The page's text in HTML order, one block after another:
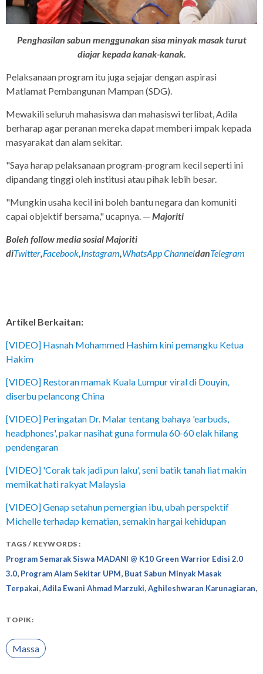
Penghasilan sabun menggunakan sisa minyak masak turut
diajar kepada kanak-kanak.
Pelaksanaan program itu juga sejajar dengan aspirasi
Matlamat Pembangunan Mampan (SDG).
Mewakili seluruh mahasiswa dan mahasiswi terlibat, Adila
berharap agar peranan mereka dapat memberi impak kepada
masyarakat dan alam sekitar.
"Saya harap pelaksanaan program-program kecil seperti ini
dipandang tinggi oleh institusi atau pihak lebih besar.
"Mungkin usaha kecil ini boleh bantu negara dan komuniti
capai objektif bersama," ucapnya. — Majoriti
Boleh follow media sosial Majoriti
diTwitter,Facebook,Instagram,WhatsApp ChanneldanTelegram
Artikel Berkaitan:
[VIDEO] Hasnah Mohammed Hashim kini pemangku Ketua
Hakim
[VIDEO] Restoran mamak Kuala Lumpur viral di Douyin,
diserbu pelancong China
[VIDEO] Peringatan Dr. Malar tentang bahaya 'earbuds,
headphones', pakar nasihat guna formula 60-60 elak hilang
pendengaran
[VIDEO] 'Corak tak jadi pun laku', seni batik tanah liat makin
memikat hati rakyat Malaysia
[VIDEO] Genap setahun pemergian ibu, ubah perspektif
Michelle terhadap kematian, semakin hargai kehidupan
TAGS / KEYWORDS :
Program Semarak Siswa MADANI @ K10 Green Warrior Edisi 2.0
3.0, Program Alam Sekitar UPM, Buat Sabun Minyak Masak
Terpakai,Adila Ewani Ahmad Marzuki,Aghileshwaran Karunagiaran,
TOPIK:
Massa